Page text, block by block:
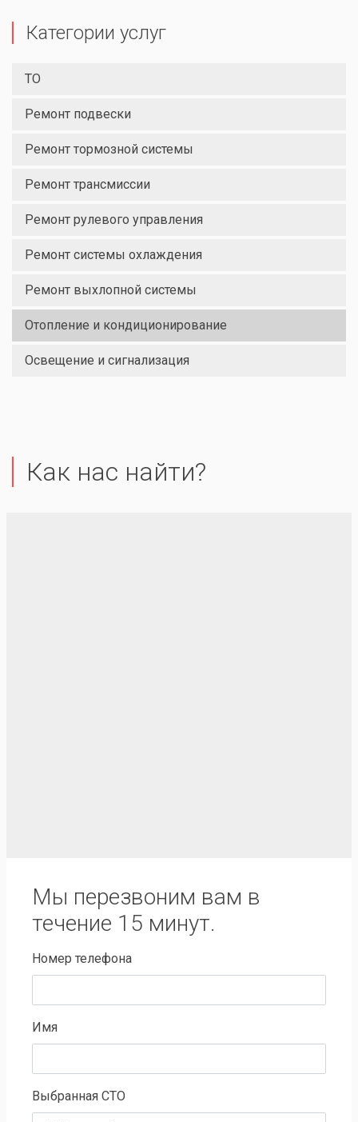
Категории услуг
ТО
Ремонт подвески
Ремонт тормозной системы
Ремонт трансмиссии
Ремонт рулевого управления
Ремонт системы охлаждения
Ремонт выхлопной системы
Отопление и кондиционирование
Освещение и сигнализация
Как нас найти?
Мы перезвоним вам в
течение 15 минут.
Номер телефона
Имя
Выбранная СТО